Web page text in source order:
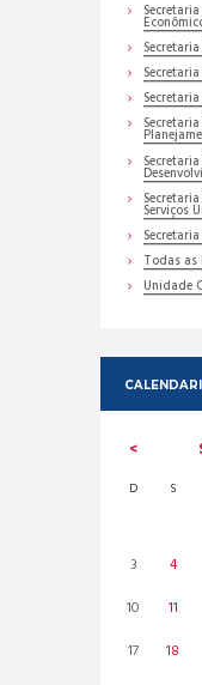
Serviços
Todas
Unidade
D S
3
4
10
11
17
18